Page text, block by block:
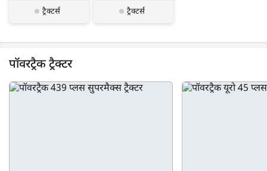
ट्रैक्टर्स ट्रैक्टर्स
पॉवरट्रैक ट्रैक्टर